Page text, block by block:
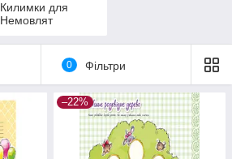
Килимки для
Немовлят
0 Фільтри
–22%